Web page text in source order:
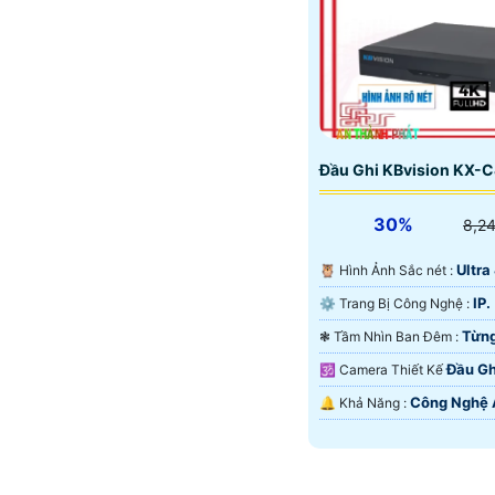
Đầu Ghi KBvision KX-
30%
🦉 Hình Ảnh Sắc nét : Ultra
⚙ Trang Bị Công Nghệ : IP.
❃ Tầm Nhìn Ban Đêm :
🕉️ Camera Thiết KếĐầu
️🔔 Khả Năng : Công Nghệ